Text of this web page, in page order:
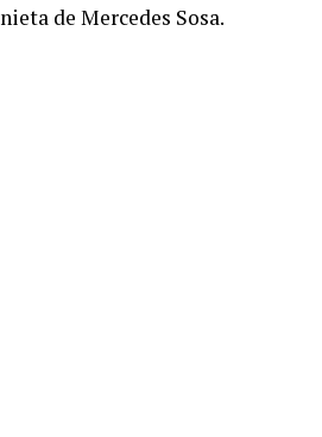
nieta de Mercedes Sosa.